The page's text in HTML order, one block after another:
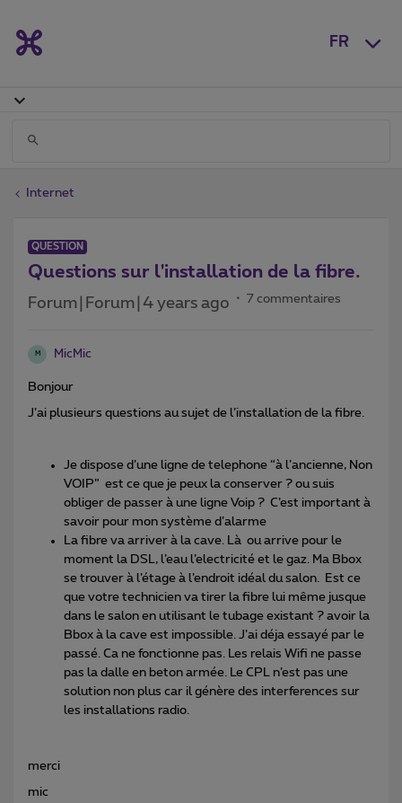
FR
Internet
QUESTION
Questions sur l'installation de la fibre.
Forum|Forum|4 years ago 7 commentaires
M MicMic
Bonjour
J’ai plusieurs questions au sujet de l’installation de la fibre.
Je dispose d’une ligne de telephone “à l’ancienne, Non
VOIP” est ce que je peux la conserver ? ou suis
obliger de passer à une ligne Voip ? C’est important à
savoir pour mon système d’alarme
La fibre va arriver à la cave. Là ou arrive pour le
moment la DSL, l’eau l’electricité et le gaz. Ma Bbox
se trouver à l’étage à l’endroit idéal du salon. Est ce
que votre technicien va tirer la fibre lui même jusque
dans le salon en utilisant le tubage existant ? avoir la
Bbox à la cave est impossible. J’ai déja essayé par le
passé. Ca ne fonctionne pas. Les relais Wifi ne passe
pas la dalle en beton armée. Le CPL n’est pas une
solution non plus car il génère des interferences sur
les installations radio.
merci
mic